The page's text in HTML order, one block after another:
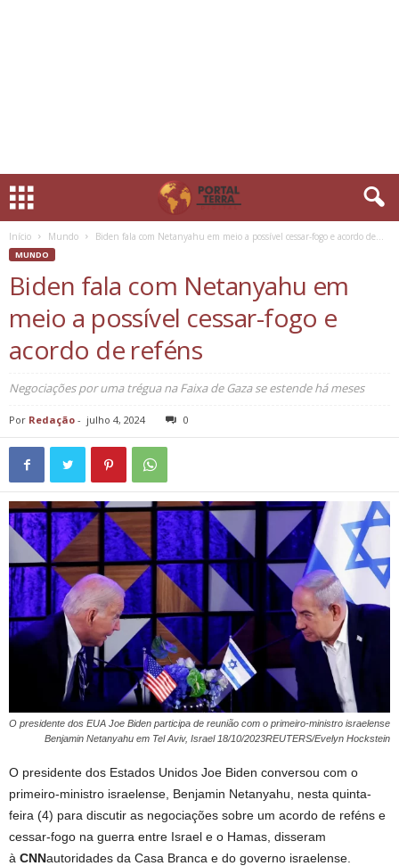
Início Mundo Biden fala com Netanyahu em meio a possível cessar-fogo e acordo de...
MUNDO
Biden fala com Netanyahu em
meio a possível cessar-fogo e
acordo de reféns
Negociações por uma trégua na Faixa de Gaza se estende há meses
Por Redação - julho 4, 2024 0
O presidente dos EUA Joe Biden participa de reunião com o primeiro-ministro israelense
Benjamin Netanyahu em Tel Aviv, Israel 18/10/2023REUTERS/Evelyn Hockstein
O presidente dos Estados Unidos Joe Biden conversou com o
primeiro-ministro israelense, Benjamin Netanyahu, nesta quinta-
feira (4) para discutir as negociações sobre um acordo de reféns e
cessar-fogo na guerra entre Israel e o Hamas, disseram
à CNNautoridades da Casa Branca e do governo israelense.